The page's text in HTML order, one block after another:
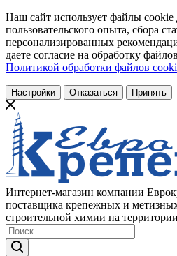
Наш сайт использует файлы cookie
пользовательского опыта, сбора
персонализированных
даете согласие на обработку
Политикой обработки файлов
Настройки Отказаться Принять
Интернет-магазин компании
поставщика крепежных и
строительной химии на